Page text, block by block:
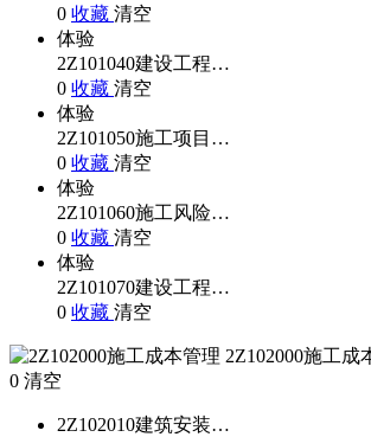
0 收藏 清空
体验
2Z101040建设工程…
0 收藏 清空
体验
2Z101050施工项目…
0 收藏 清空
体验
2Z101060施工风险…
0 收藏 清空
体验
2Z101070建设工程…
0 收藏 清空
2Z102000施工成
0 清空
2Z102010建筑安装…